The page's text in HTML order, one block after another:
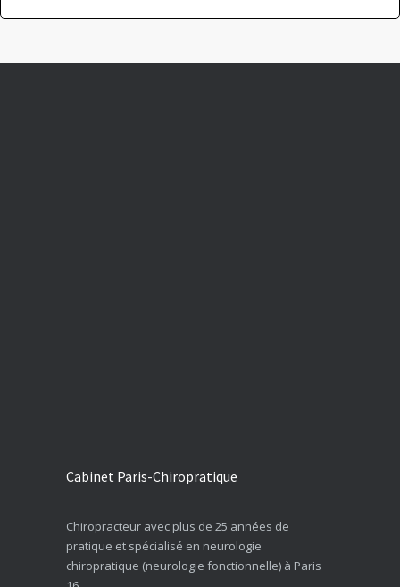
Cabinet Paris-Chiropratique
Chiropracteur avec plus de 25 années de
pratique et spécialisé en neurologie
chiropratique (neurologie fonctionnelle) à Paris